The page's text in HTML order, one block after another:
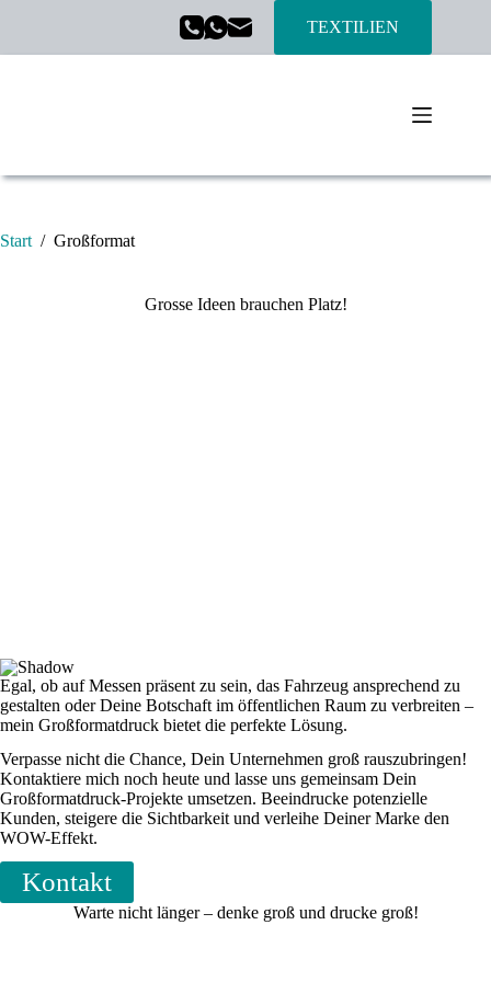
TEXTILIEN
Start / Großformat
Grosse Ideen brauchen Platz!
Egal, ob auf Messen präsent zu sein, das Fahrzeug ansprechend zu
gestalten oder Deine Botschaft im öffentlichen Raum zu verbreiten –
mein Großformatdruck bietet die perfekte Lösung.
Verpasse nicht die Chance, Dein Unternehmen groß rauszubringen!
Kontaktiere mich noch heute und lasse uns gemeinsam Dein
Großformatdruck-Projekte umsetzen. Beeindrucke potenzielle
Kunden, steigere die Sichtbarkeit und verleihe Deiner Marke den
WOW-Effekt.
Kontakt
Warte nicht länger – denke groß und drucke groß!